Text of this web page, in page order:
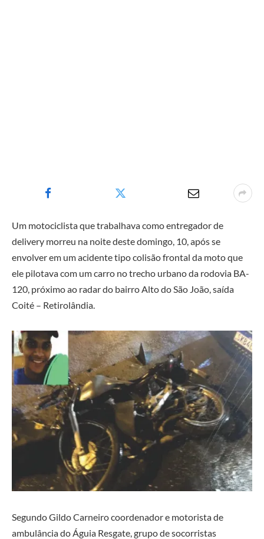
Um motociclista que trabalhava como entregador de
delivery morreu na noite deste domingo, 10, após se
envolver em um acidente tipo colisão frontal da moto que
ele pilotava com um carro no trecho urbano da rodovia BA-
120, próximo ao radar do bairro Alto do São João, saída
Coité – Retirolândia.
Segundo Gildo Carneiro coordenador e motorista de
ambulância do Águia Resgate, grupo de socorristas